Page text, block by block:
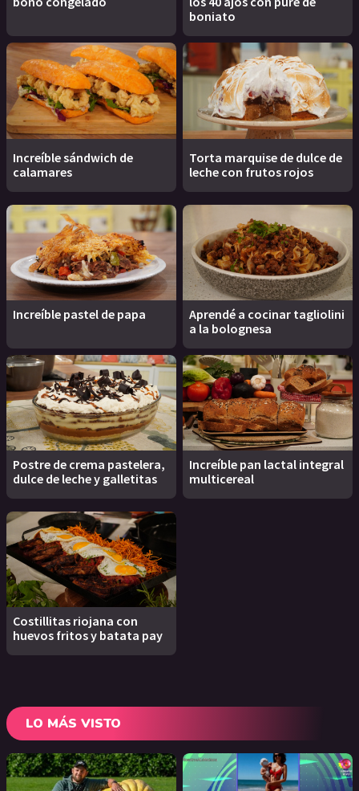
boniato
Increíble sándwich de
calamares
Torta marquise de dulce de
leche con frutos rojos
Increíble pastel de papa
Aprendé a cocinar tagliolini
a la bolognesa
Postre de crema pastelera,
dulce de leche y galletitas
Increíble pan lactal integral
multicereal
Costillitas riojana con
huevos fritos y batata pay
LO MÁS VISTO